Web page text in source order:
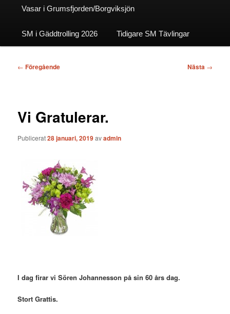
Vasar i Grumsfjorden/Borgviksjön
SM i Gäddtrolling 2026 Tidigare SM Tävlingar
Inläggsnavigering
← Föregående Nästa →
Vi Gratulerar.
Publicerat28 januari, 2019avadmin
I dag firar vi Sören Johannesson på sin 60 års dag.
Stort Grattis.